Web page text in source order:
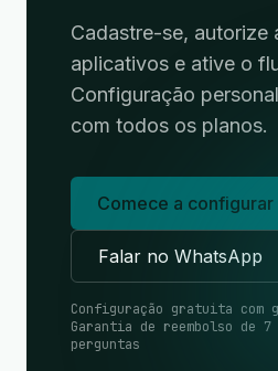
Cadastre-se, autorize
aplicativos e ative o
Configuração
com todos os planos.
Comece a configurar
Falar no WhatsApp
Configuração gratuita com
Garantia de reembolso de
perguntas